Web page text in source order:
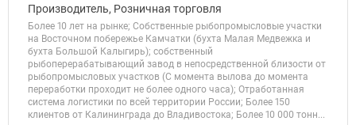
Производитель, Розничная торговля
Более 10 лет на рынке; Собственные рыбопромысловые участки
на Восточном побережье Камчатки (бухта Малая Медвежка и
бухта Большой Калыгирь); собственный
рыбоперерабатывающий завод в непосредственной близости от
рыбопромысловых участков (C момента вылова до момента
переработки проходит не более одного часа); Отработанная
система логистики по всей территории России; Более 150
клиентов от Калининграда до Владивостока; Более 10 000 тонн...